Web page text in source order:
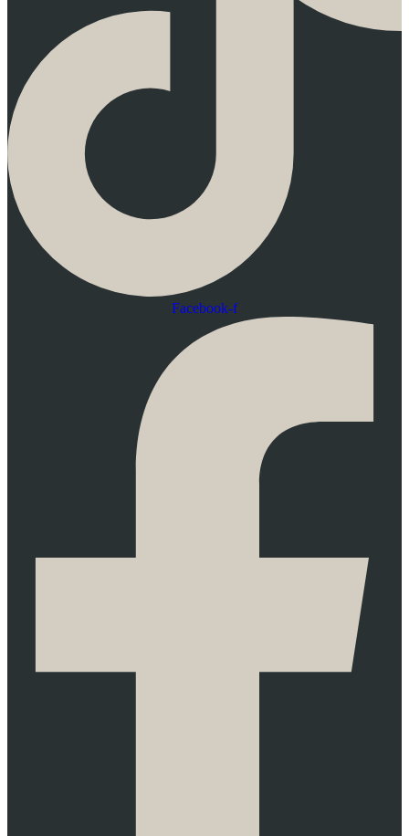
Facebook-f